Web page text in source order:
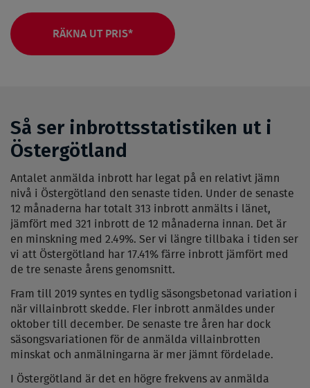
RÄKNA UT PRIS*
Så ser inbrottsstatistiken ut i
Östergötland
Antalet anmälda inbrott har legat på en relativt jämn
nivå i Östergötland den senaste tiden. Under de senaste
12 månaderna har totalt 313 inbrott anmälts i länet,
jämfört med 321 inbrott de 12 månaderna innan. Det är
en minskning med 2.49%. Ser vi längre tillbaka i tiden ser
vi att Östergötland har 17.41% färre inbrott jämfört med
de tre senaste årens genomsnitt.
Fram till 2019 syntes en tydlig säsongsbetonad variation i
när villainbrott skedde. Fler inbrott anmäldes under
oktober till december. De senaste tre åren har dock
säsongsvariationen för de anmälda villainbrotten
minskat och anmälningarna är mer jämnt fördelade.
I Östergötland är det en högre frekvens av anmälda